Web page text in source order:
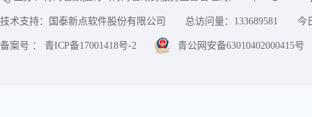
技术支持：国泰新点软件股份有限公司 总访问量： 133689581 今
备案号 ： 青ICP备17001418号-2 青公网安备63010402000415号